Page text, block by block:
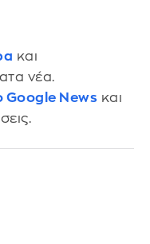
και
νέα.
Google News και